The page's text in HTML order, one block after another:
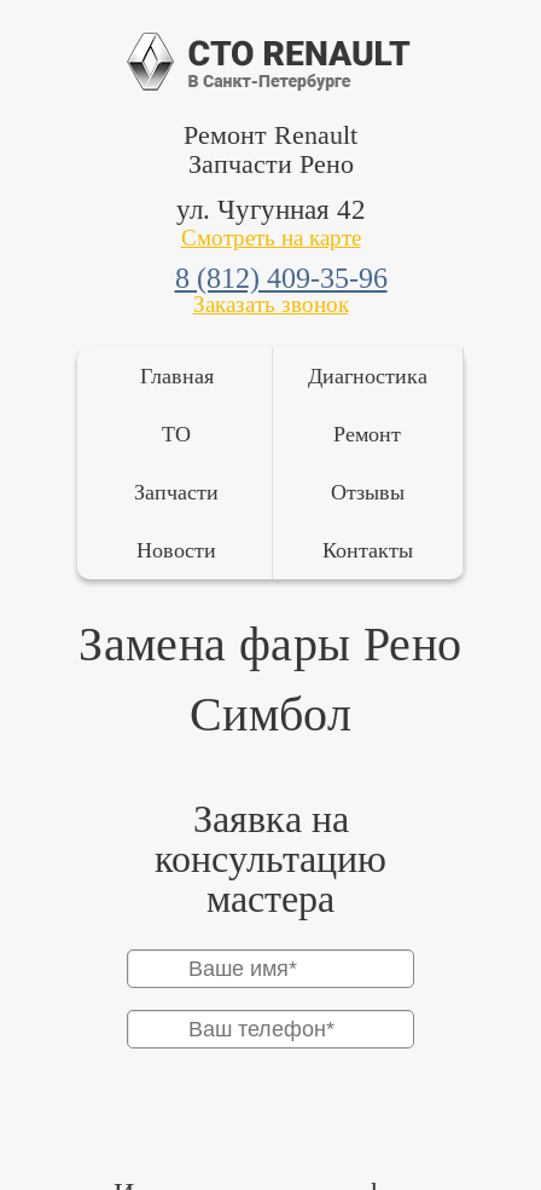
Ремонт Renault
Запчасти Рено
ул. Чугунная 42
Смотреть на карте
8 (812) 409-35-96
Заказать звонок
Главная
ТО
Диагностика
Ремонт
Запчасти Отзывы
Новости Контакты
Замена фары Рено
Симбол
Заявка на
консультацию
мастера